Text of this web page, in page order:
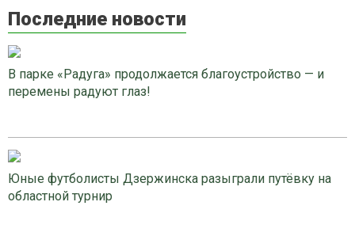
Последние новости
В парке «Радуга» продолжается благоустройство — и
перемены радуют глаз!
Юные футболисты Дзержинска разыграли путёвку на
областной турнир